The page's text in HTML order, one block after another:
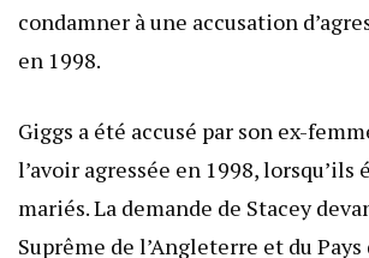
condamner à une accusation
en 1998.
Giggs a été accusé par son ex-
l’avoir agressée en 1998,
mariés. La demande de Stacey
Suprême de l’Angleterre et du